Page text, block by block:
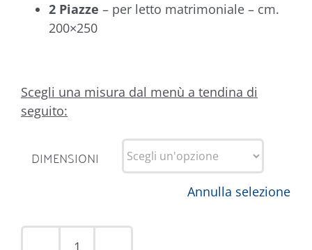
2 Piazze – per letto matrimoniale – cm.
200×250
Scegli una misura dal menù a tendina di
seguito:
DIMENSIONI
Annulla selezione